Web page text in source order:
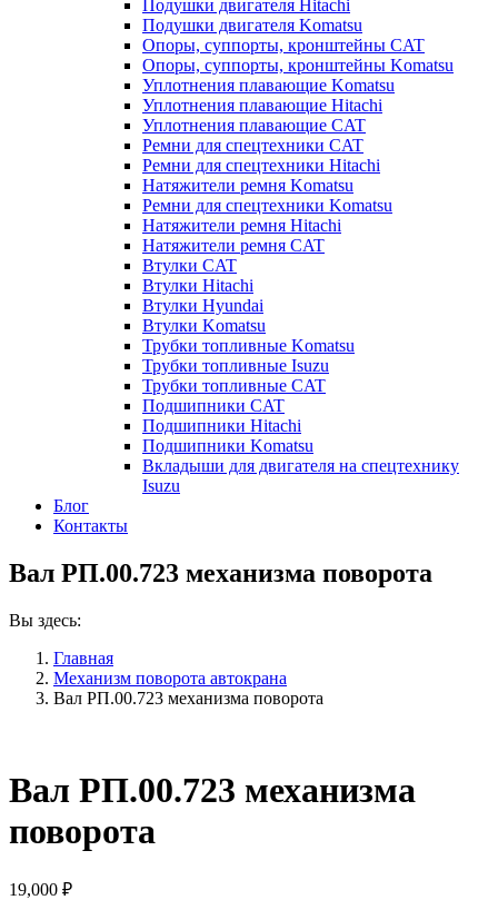
Подушки двигателя Hitachi
Подушки двигателя Komatsu
Опоры, суппорты, кронштейны CAT
Опоры, суппорты, кронштейны Komatsu
Уплотнения плавающие Komatsu
Уплотнения плавающие Hitachi
Уплотнения плавающие CAT
Ремни для спецтехники CAT
Ремни для спецтехники Hitachi
Натяжители ремня Komatsu
Ремни для спецтехники Komatsu
Натяжители ремня Hitachi
Натяжители ремня CAT
Втулки CAT
Втулки Hitachi
Втулки Hyundai
Втулки Komatsu
Трубки топливные Komatsu
Трубки топливные Isuzu
Трубки топливные CAT
Подшипники CAT
Подшипники Hitachi
Подшипники Komatsu
Вкладыши для двигателя на спецтехнику
Isuzu
Блог
Контакты
Вал РП.00.723 механизма поворота
Вы здесь:
Главная
Механизм поворота автокрана
Вал РП.00.723 механизма поворота
Вал РП.00.723 механизма
поворота
19,000 ₽